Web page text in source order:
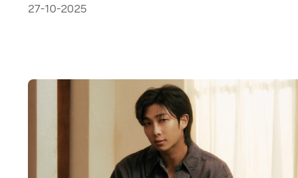
arte en casa con los Samsung Art TVs
27-10-2025